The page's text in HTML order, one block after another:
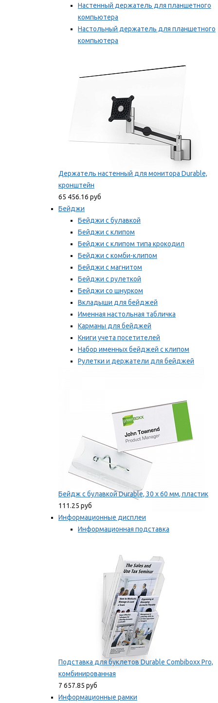
Настенный держатель для планшетного
компьютера
Настольный держатель для планшетного
компьютера
Держатель настенный для монитора Durable,
кронштейн
65 456.16 руб
Бейджи
Бейджи с булавкой
Бейджи с клипом
Бейджи с клипом типа крокодил
Бейджи с комби-клипом
Бейджи с магнитом
Бейджи с рулеткой
Бейджи со шнурком
Вкладыши для бейджей
Именная настольная табличка
Карманы для бейджей
Книги учета посетителей
Набор именных бейджей с клипом
Рулетки и держатели для бейджей
Бейдж с булавкой Durable, 30 х 60 мм, пластик
111.25 руб
Информационные дисплеи
Информационная подставка
Подставка для буклетов Durable Combiboxx Pro,
комбинированная
7 657.85 руб
Информационные рамки